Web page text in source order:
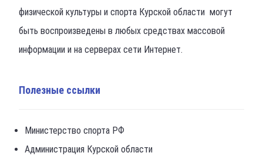
физической культуры и спорта Курской области могут
быть воспроизведены в любых средствах массовой
информации и на серверах сети Интернет.
Полезные ссылки
Министерство спорта РФ
Администрация Курской области